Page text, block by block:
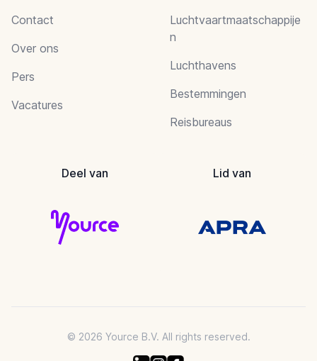
Contact
Over ons
Pers
Vacatures
Luchtvaartmaatschappije
n
Luchthavens
Bestemmingen
Reisbureaus
Deel van Lid van
© 2026 Yource B.V. All rights reserved.